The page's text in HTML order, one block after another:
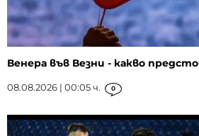
Венера във Везни - какво
08.08.2026 | 00:05 ч. 0